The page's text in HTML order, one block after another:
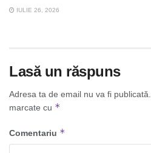
IULIE 26, 2026
Lasă un răspuns
Adresa ta de email nu va fi publicată.
marcate cu *
Comentariu *